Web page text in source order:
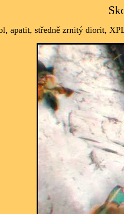
apatit, středně zrnitý diorit,